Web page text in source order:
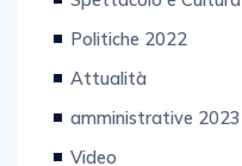
Politiche 2022
Attualità
amministrative 2023
Video